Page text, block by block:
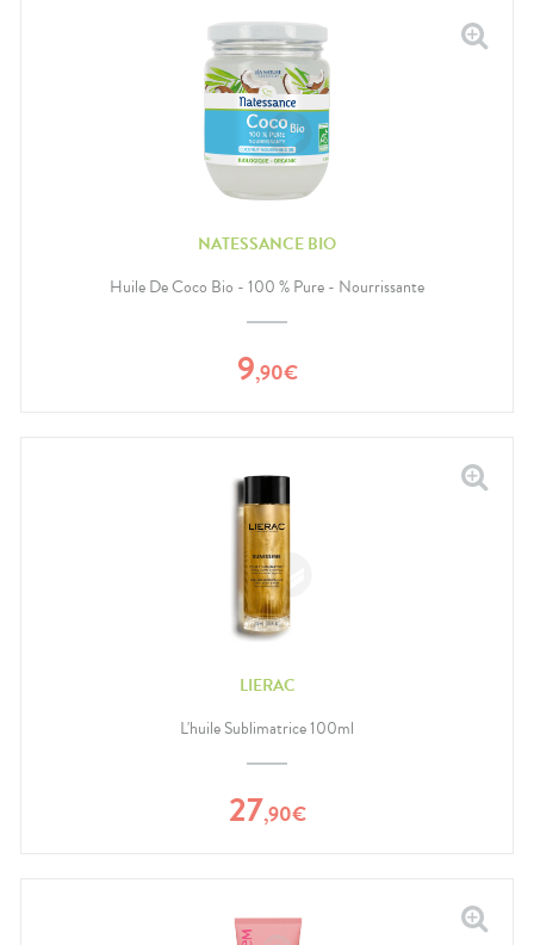
NATESSANCE BIO
Huile De Coco Bio - 100 % Pure - Nourrissante
9,90€
LIERAC
L'huile Sublimatrice 100ml
27,90€